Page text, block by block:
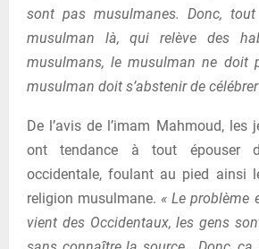
sont pas musulmanes. Donc,
musulman là, qui relève des
musulmans, le musulman ne doit
musulman doit s’abstenir de célébrer
De l’avis de l’imam Mahmoud, les
ont tendance à tout épouser
occidentale, foulant au pied ainsi
religion musulmane. « Le problème
vient des Occidentaux, les gens